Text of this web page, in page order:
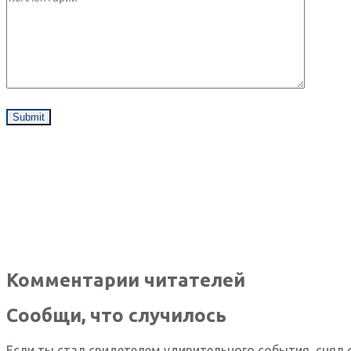
Комментарии читателей
Сообщи, что случилось